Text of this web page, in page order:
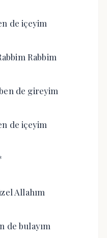
de içeyim
Rabbim
de gireyim
de içeyim
Allahım
de bulayım